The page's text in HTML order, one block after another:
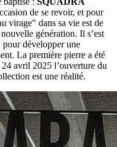
de se revoir, et pour
virage" dans sa vie est de
génération. Il s’est
pour développer une
La première pierre a été
avril 2025 l’ouverture du
est une réalité.